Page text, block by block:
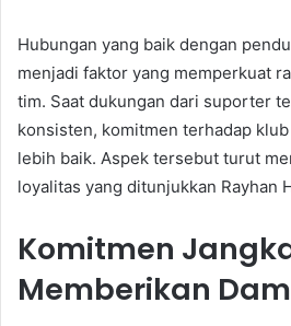
Hubungan yang baik dengan
menjadi faktor yang memperkuat
tim. Saat dukungan dari suporter
konsisten, komitmen terhadap
lebih baik. Aspek tersebut turut
loyalitas yang ditunjukkan Rayhan
Komitmen
Memberikan